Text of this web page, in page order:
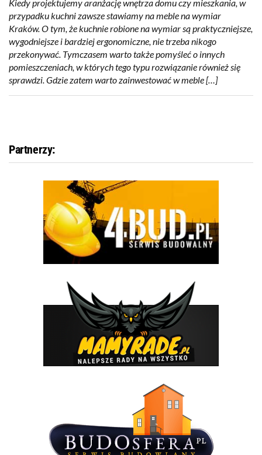
Kiedy projektujemy aranżację wnętrza domu czy mieszkania, w
przypadku kuchni zawsze stawiamy na meble na wymiar
Kraków. O tym, że kuchnie robione na wymiar są praktyczniejsze,
wygodniejsze i bardziej ergonomiczne, nie trzeba nikogo
przekonywać. Tymczasem warto także pomyśleć o innych
pomieszczeniach, w których tego typu rozwiązanie również się
sprawdzi. Gdzie zatem warto zainwestować w meble […]
Partnerzy: